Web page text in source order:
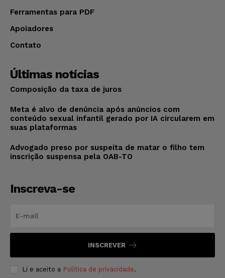
Ferramentas para PDF
Apoiadores
Contato
Últimas notícias
Composição da taxa de juros
Meta é alvo de denúncia após anúncios com
conteúdo sexual infantil gerado por IA circularem em
suas plataformas
Advogado preso por suspeita de matar o filho tem
inscrição suspensa pela OAB-TO
Inscreva-se
INSCREVER
Li e aceito a Política de privacidade.